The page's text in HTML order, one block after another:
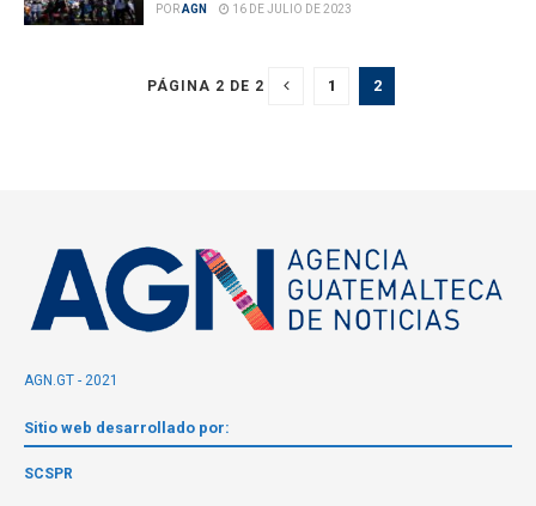
PORAGN 16 DE JULIO DE 2023
PÁGINA 2 DE 2 1 2
AGN.GT - 2021
Sitio web desarrollado por:
SCSPR